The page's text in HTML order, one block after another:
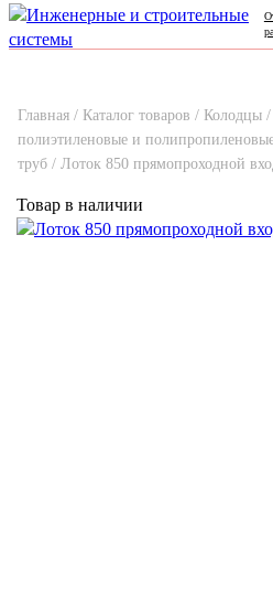
Главная / Каталог товаров / Колодцы
полиэтиленовые и
труб / Лоток 850 прямопроходной
Товар в наличии